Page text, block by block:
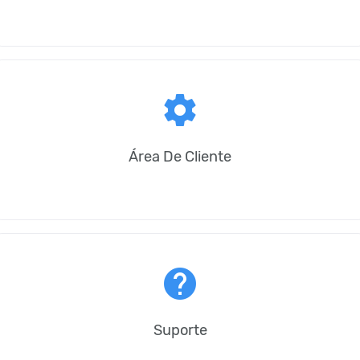
settings
Área De Cliente
help
Suporte